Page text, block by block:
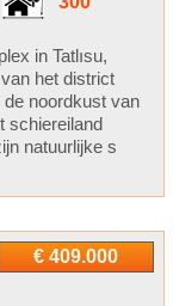
in Tatlısu,
het district
noordkust van
schiereiland
natuurlijke s
€ 409.000